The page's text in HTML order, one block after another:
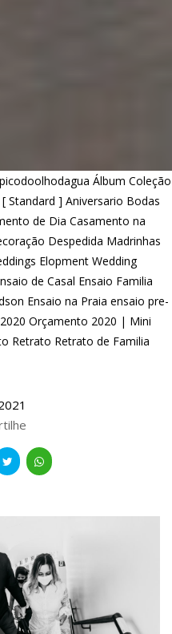
Álbum Coleção
Standard ] Aniversario Bodas
de Dia Casamento na
Despedida Madrinhas
Elopment Wedding
de Casal Ensaio Familia
Ensaio na Praia ensaio pre-
Orçamento 2020 | Mini
Retrato Retrato de Familia